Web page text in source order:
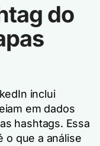
do
inclui
em dados
hashtags. Essa
o que a análise